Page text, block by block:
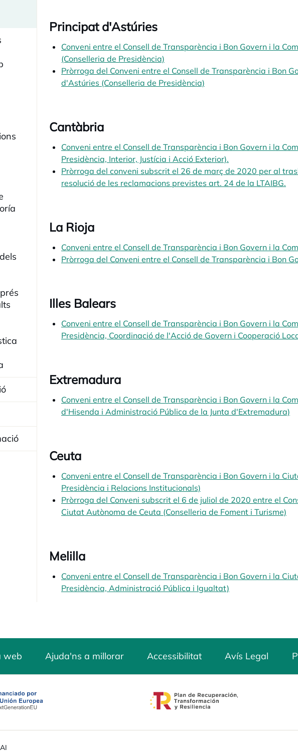
Principat d'Astúries
Conveni entre el Consell de Transparència i Bon Govern i la
(Conselleria de Presidència)
Pròrroga del Conveni entre el Consell de Transparència i Bon
d'Astúries (Conselleria de Presidència)
Cantàbria
Conveni entre el Consell de Transparència i Bon Govern i la
Presidència, Interior, Justícia i Acció Exterior).
Pròrroga del conveni subscrit el 26 de març de 2020 per al
resolució de les reclamacions previstes art. 24 de la LTAIBG.
La Rioja
Conveni entre el Consell de Transparència i Bon Govern i la
Pròrroga del Conveni entre el Consell de Transparència i Bon
Illes Balears
Conveni entre el Consell de Transparència i Bon Govern i la
Presidència, Coordinació de l'Acció de Govern i Cooperació
Extremadura
Conveni entre el Consell de Transparència i Bon Govern i la
d'Hisenda i Administració Pública de la Junta d'Extremadura)
Ceuta
Conveni entre el Consell de Transparència i Bon Govern i la
Presidència i Relacions Institucionals)
Pròrroga del Conveni subscrit el 6 de juliol de 2020 entre el
Ciutat Autònoma de Ceuta (Conselleria de Foment i Turisme)
Melilla
Conveni entre el Consell de Transparència i Bon Govern i la
Presidència, Administració Pública i Igualtat)
web Ajuda'ns a millorar Accessibilitat Avís Legal
opens in a new tab opens in a new tab